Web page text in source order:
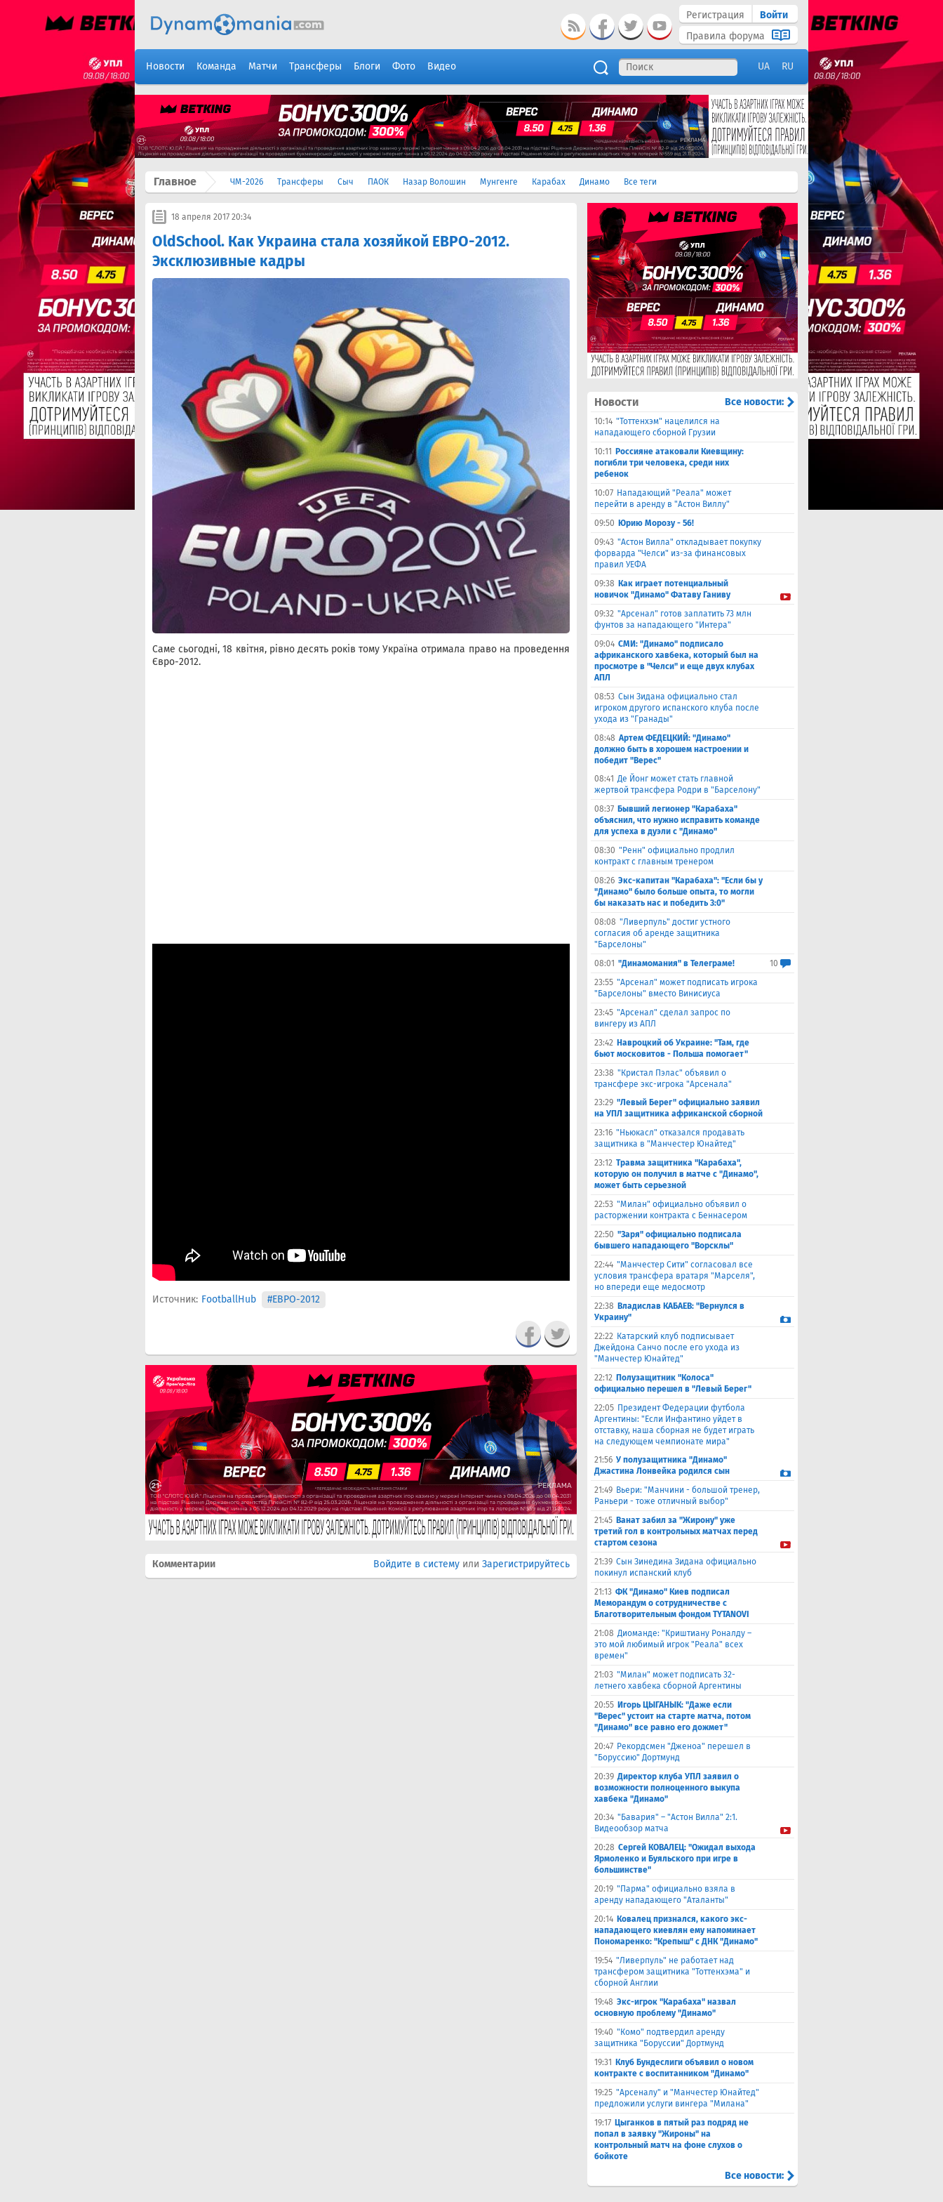
Регистрация
Войти
Правила форума
Новости Команда Матчи Трансферы Блоги Фото Видео UA RU
Главное ЧМ-2026 Трансферы Сыч ПАОК Назар Волошин Мунгенге Карабах Динамо Все теги
18 апреля 2017 20:34
OldSchool. Как Украина стала хозяйкой ЕВРО-2012.
Эксклюзивные кадры
Саме сьогодні, 18 квітня, рівно десять років тому Україна отримала право на проведення
Євро-2012.
Источник: FootballHub #ЕВРО-2012
Комментарии Войдите в систему или Зарегистрируйтесь
Новости Все новости:
10:14 "Тоттенхэм" нацелился на
нападающего сборной Грузии
10:11
Россияне атаковали Киевщину:
погибли три человека, среди них
ребенок
10:07 Нападающий "Реала" может
перейти в аренду в "Астон Виллу"
09:50 Юрию Морозу - 56!
09:43 "Астон Вилла" откладывает покупку
форварда "Челси" из-за финансовых
правил УЕФА
09:38 Как играет потенциальный
новичок "Динамо" Фатаву Ганиву
09:32 "Арсенал" готов заплатить 73 млн
фунтов за нападающего "Интера"
09:04 СМИ: "Динамо" подписало
африканского хавбека, который был на
просмотре в "Челси" и еще двух клубах
АПЛ
08:53 Сын Зидана официально стал
игроком другого испанского клуба после
ухода из "Гранады"
08:48 Артем ФЕДЕЦКИЙ: "Динамо"
должно быть в хорошем настроении и
победит "Верес"
08:41 Де Йонг может стать главной
жертвой трансфера Родри в "Барселону"
08:37 Бывший легионер "Карабаха"
объяснил, что нужно исправить команде
для успеха в дуэли с "Динамо"
08:30 "Ренн" официально продлил
контракт с главным тренером
08:26 Экс-капитан "Карабаха": "Если бы у
"Динамо" было больше опыта, то могли
бы наказать нас и победить 3:0"
08:08 "Ливерпуль" достиг устного
согласия об аренде защитника
"Барселоны"
08:01 "Динамомания" в Телеграме!
10
23:55 "Арсенал" может подписать игрока
"Барселоны" вместо Винисиуса
23:45 "Арсенал" сделал запрос по
вингеру из АПЛ
23:42 Навроцкий об Украине: "Там, где
бьют московитов - Польша помогает"
23:38 "Кристал Пэлас" объявил о
трансфере экс-игрока "Арсенала"
23:29 "Левый Берег" официально заявил
на УПЛ защитника африканской сборной
23:16 "Ньюкасл" отказался продавать
защитника в "Манчестер Юнайтед"
23:12 Травма защитника "Карабаха",
которую он получил в матче с "Динамо",
может быть серьезной
22:53 "Милан" официально объявил о
расторжении контракта с Беннасером
22:50 "Заря" официально подписала
бывшего нападающего "Ворсклы"
22:44 "Манчестер Сити" согласовал все
условия трансфера вратаря "Марселя",
но впереди еще медосмотр
22:38 Владислав КАБАЕВ: "Вернулся в
Украину"
22:22 Катарский клуб подписывает
Джейдона Санчо после его ухода из
"Манчестер Юнайтед"
22:12 Полузащитник "Колоса"
официально перешел в "Левый Берег"
22:05 Президент Федерации футбола
Аргентины: "Если Инфантино уйдет в
отставку, наша сборная не будет играть
на следующем чемпионате мира"
21:56 У полузащитника "Динамо"
Джастина Лонвейка родился сын
21:49 Вьери: "Манчини - большой тренер,
Раньери - тоже отличный выбор"
21:45 Ванат забил за "Жирону" уже
третий гол в контрольных матчах перед
стартом сезона
21:39 Сын Зинедина Зидана официально
покинул испанский клуб
21:13 ФК "Динамо" Киев подписал
Меморандум о сотрудничестве с
Благотворительным фондом TYTANOVI
21:08 Диоманде: "Криштиану Роналду –
это мой любимый игрок "Реала" всех
времен"
21:03 "Милан" может подписать 32-
летнего хавбека сборной Аргентины
20:55 Игорь ЦЫГАНЫК: "Даже если
"Верес" устоит на старте матча, потом
"Динамо" все равно его дожмет"
20:47 Рекордсмен "Дженоа" перешел в
"Боруссию" Дортмунд
20:39 Директор клуба УПЛ заявил о
возможности полноценного выкупа
хавбека "Динамо"
20:34 "Бавария" – "Астон Вилла" 2:1.
Видеообзор матча
20:28 Сергей КОВАЛЕЦ: "Ожидал выхода
Ярмоленко и Буяльского при игре в
большинстве"
20:19 "Парма" официально взяла в
аренду нападающего "Аталанты"
20:14 Ковалец признался, какого экс-
нападающего киевлян ему напоминает
Пономаренко: "Крепыш" с ДНК "Динамо"
19:54 "Ливерпуль" не работает над
трансфером защитника "Тоттенхэма" и
сборной Англии
19:48 Экс-игрок "Карабаха" назвал
основную проблему "Динамо"
19:40 "Комо" подтвердил аренду
защитника "Боруссии" Дортмунд
19:31
Клуб Бундеслиги объявил о новом
контракте с воспитанником "Динамо"
19:25 "Арсеналу" и "Манчестер Юнайтед"
предложили услуги вингера "Милана"
19:17 Цыганков в пятый раз подряд не
попал в заявку "Жироны" на
контрольный матч на фоне слухов о
бойкоте
Все новости: